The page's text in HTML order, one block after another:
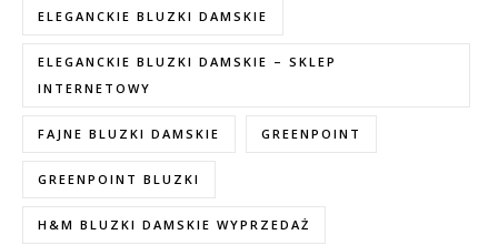
ELEGANCKIE BLUZKI DAMSKIE
ELEGANCKIE BLUZKI DAMSKIE – SKLEP
INTERNETOWY
FAJNE BLUZKI DAMSKIE GREENPOINT
GREENPOINT BLUZKI
H&M BLUZKI DAMSKIE WYPRZEDAŻ